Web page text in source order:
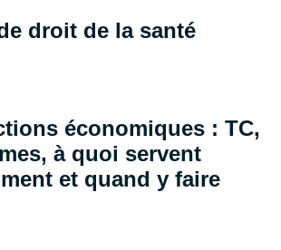
droit de la santé
économiques : TC,
à quoi servent
et quand y faire